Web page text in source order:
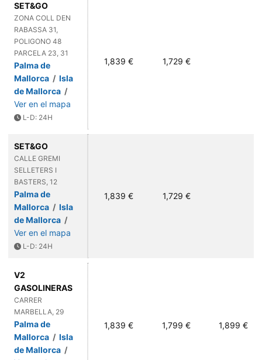
SET&GO
ZONA COLL DEN
RABASSA 31,
POLIGONO 48
PARCELA 23, 31
Palma de
Mallorca / Isla
de Mallorca /
Ver en el mapa
L-D: 24H
1,839 € 1,729 €
SET&GO
CALLE GREMI
SELLETERS I
BASTERS, 12
Palma de
Mallorca / Isla
de Mallorca /
Ver en el mapa
L-D: 24H
1,839 € 1,729 €
V2
GASOLINERAS
CARRER
MARBELLA, 29
Palma de
Mallorca / Isla
de Mallorca /
1,839 € 1,799 € 1,899 €